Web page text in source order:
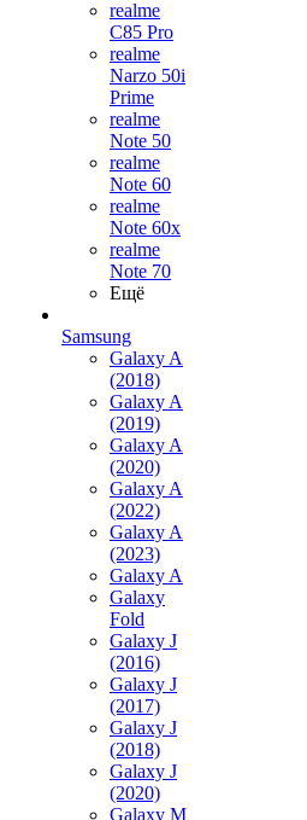
realme
C85 Pro
realme
Narzo 50i
Prime
realme
Note 50
realme
Note 60
realme
Note 60x
realme
Note 70
Ещё
Samsung
Galaxy A
(2018)
Galaxy A
(2019)
Galaxy A
(2020)
Galaxy A
(2022)
Galaxy A
(2023)
Galaxy A
Galaxy
Fold
Galaxy J
(2016)
Galaxy J
(2017)
Galaxy J
(2018)
Galaxy J
(2020)
Galaxy M